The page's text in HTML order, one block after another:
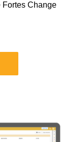
Fortes Change